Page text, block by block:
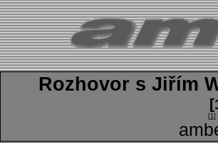
Rozhovor s Jiřím
[1]